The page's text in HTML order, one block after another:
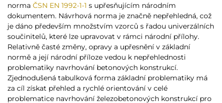
norma ČSN EN 1992-1-1 s upřesňujícím národním
dokumentem. Návrhová norma je značně nepřehledná, což
je dáno především množstvím vzorců s řadou univerzálních
součinitelů, které lze upravovat v rámci národní přílohy.
Relativně časté změny, opravy a upřesnění v základní
normě a její národní příloze vedou k nepřehlednosti
problematiky navrhování betonových konstrukcí.
Zjednodušená tabulková forma základní problematiky má
za cíl získat přehled a rychlé orientování v celé
problematice navrhování železobetonových konstrukcí pro